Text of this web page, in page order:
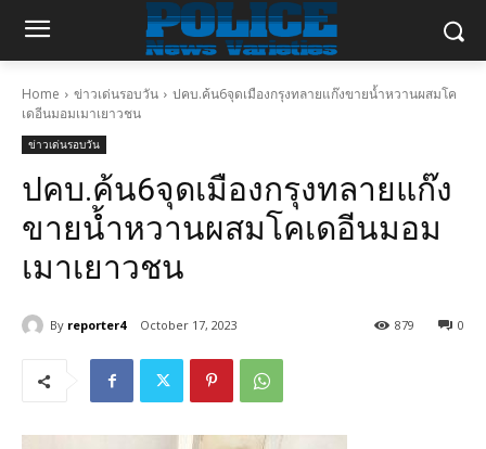
Home ข่าวเด่นรอบวัน
ปคบ.ค้น6จุดเมืองกรุงทลายแก๊งขายน้ำหวานผสมโค
เดอีนมอมเมาเยาวชน
ข่าวเด่นรอบวัน
ปคบ.ค้น6จุดเมืองกรุงทลายแก๊ง
ขายน้ำหวานผสมโคเดอีนมอม
เมาเยาวชน
By reporter4 October 17, 2023 0
879